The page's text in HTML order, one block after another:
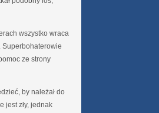
wszystko wraca
Superbohaterowie
ze strony
by należał do
jest zły, jednak